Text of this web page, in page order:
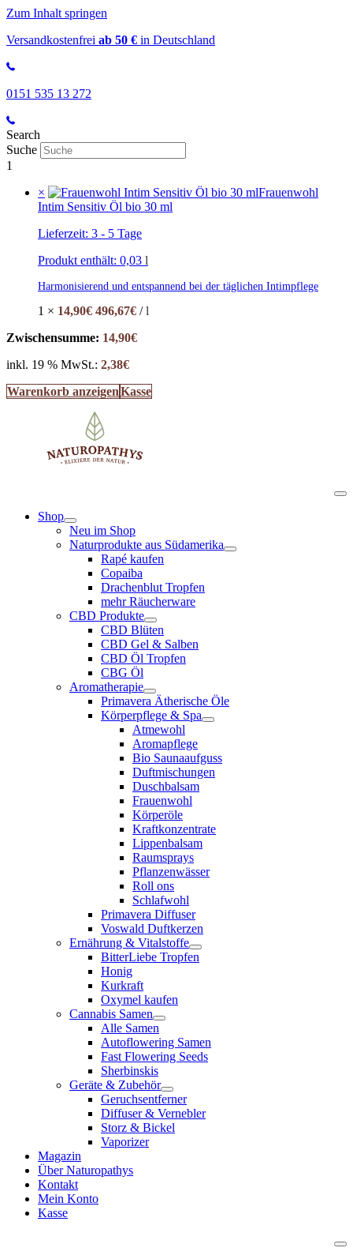
Zum Inhalt springen
Versandkostenfrei ab 50 € in Deutschland
0151 535 13 272
Search
Suche
1
×
Frauenwohl
Intim Sensitiv Öl bio 30 ml
Lieferzeit: 3 - 5 Tage
Produkt enthält: 0,03 l
Harmonisierend und entspannend bei der täglichen Intimpflege
1 × 14,90€ 496,67€ /l
Zwischensumme: 14,90€
inkl. 19 % MwSt.: 2,38€
Warenkorb anzeigenKasse
Shop
Neu im Shop
Naturprodukte aus Südamerika
Rapé kaufen
Copaiba
Drachenblut Tropfen
mehr Räucherware
CBD Produkte
CBD Blüten
CBD Gel & Salben
CBD Öl Tropfen
CBG Öl
Aromatherapie
Primavera Ätherische Öle
Körperpflege & Spa
Atmewohl
Aromapflege
Bio Saunaaufguss
Duftmischungen
Duschbalsam
Frauenwohl
Körperöle
Kraftkonzentrate
Lippenbalsam
Raumsprays
Pflanzenwässer
Roll ons
Schlafwohl
Primavera Diffuser
Voswald Duftkerzen
Ernährung & Vitalstoffe
BitterLiebe Tropfen
Honig
Kurkraft
Oxymel kaufen
Cannabis Samen
Alle Samen
Autoflowering Samen
Fast Flowering Seeds
Sherbinskis
Geräte & Zubehör
Geruchsentferner
Diffuser & Vernebler
Storz & Bickel
Vaporizer
Magazin
Über Naturopathys
Kontakt
Mein Konto
Kasse